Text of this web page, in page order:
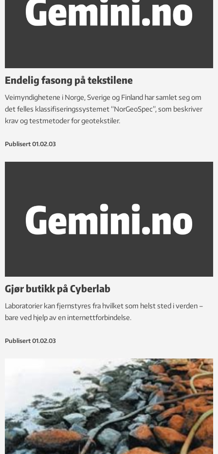
Endelig fasong på tekstilene
Veimyndighetene i Norge, Sverige og Finland har samlet seg om
det felles klassifiseringssystemet “NorGeoSpec”, som beskriver
krav og testmetoder for geotekstiler.
Publisert 01.02.03
Gjør butikk på Cyberlab
Laboratorier kan fjernstyres fra hvilket som helst sted i verden –
bare ved hjelp av en internettforbindelse.
Publisert 01.02.03